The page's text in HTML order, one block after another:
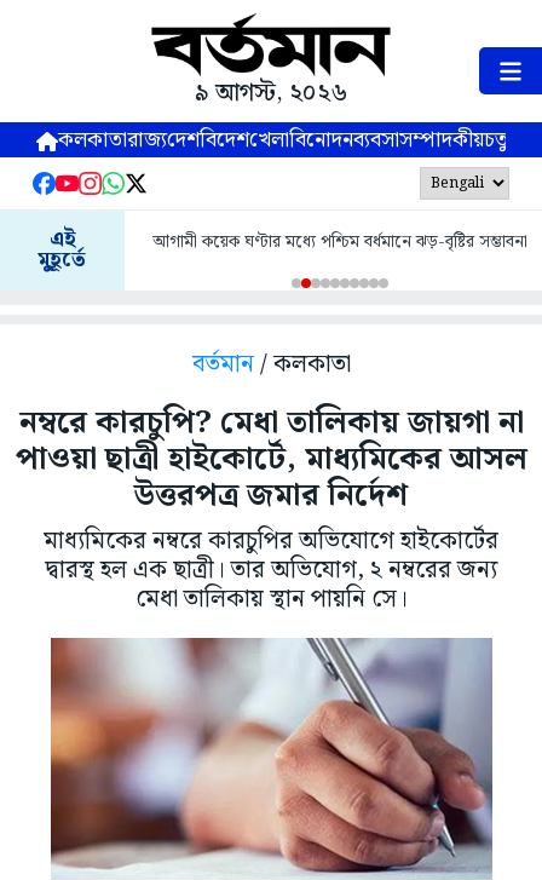
৯ আগস্ট, ২০২৬
কলকাতারাজ্যদেশবিদেশখেলাবিনোদনব্যবসাসম্পাদকীয়
এই
মুহূর্তে
আগামী কয়েক ঘণ্টার মধ্যে পশ্চিম বর্ধমানে ঝড়-বৃষ্টির সম্ভাবনা
বর্তমান/ কলকাতা
নম্বরে কারচুপি? মেধা তালিকায় জায়গা না
পাওয়া ছাত্রী হাইকোর্টে, মাধ্যমিকের আসল
উত্তরপত্র জমার নির্দেশ
মাধ্যমিকের নম্বরে কারচুপির অভিযোগে হাইকোর্টের
দ্বারস্থ হল এক ছাত্রী। তার অভিযোগ, ২ নম্বরের জন্য
মেধা তালিকায় স্থান পায়নি সে।